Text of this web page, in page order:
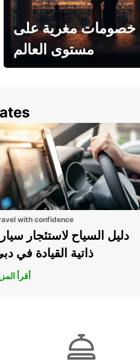
خصومات مغرية على
مستوى العالم
with confidence
دليل السياح لاستئجار
ذاتية القيادة في
أقرأ